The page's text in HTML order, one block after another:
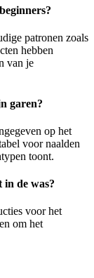
patronen zoals
hebben
van je
garen?
op het
voor naalden
toont.
de was?
voor het
om het